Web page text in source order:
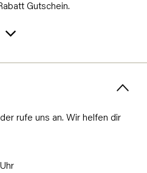
Gutschein.
rufe uns an. Wir helfen dir